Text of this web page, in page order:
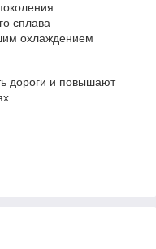
сплава
охлаждением
дороги и повышают